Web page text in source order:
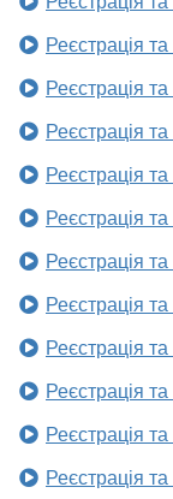
Реєстрація
Реєстрація
Реєстрація
Реєстрація
Реєстрація
Реєстрація
Реєстрація
Реєстрація
Реєстрація
Реєстрація
Реєстрація